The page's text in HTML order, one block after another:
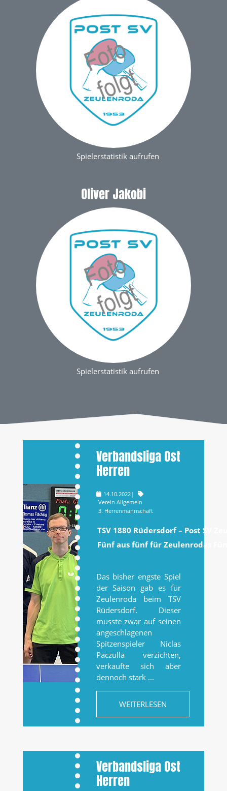
Spielerstatistik aufrufen
Oliver Jakobi
Spielerstatistik aufrufen
Verbandsliga Ost
Herren
14.10.2022|
Verein Allgemein
3. Herrenmannschaft
TSV 1880 Rüdersdorf – Post SV
Fünf aus fünf für Zeulenrodas
Das bisher engste Spiel
der Saison gab es für
Zeulenroda beim TSV
Rüdersdorf. Dieser
musste zwar auf seinen
angeschlagenen
Spitzenspieler Niclas
Paczulla verzichten,
verkaufte sich aber
dennoch stark ...
WEITERLESEN
Verbandsliga Ost
Herren